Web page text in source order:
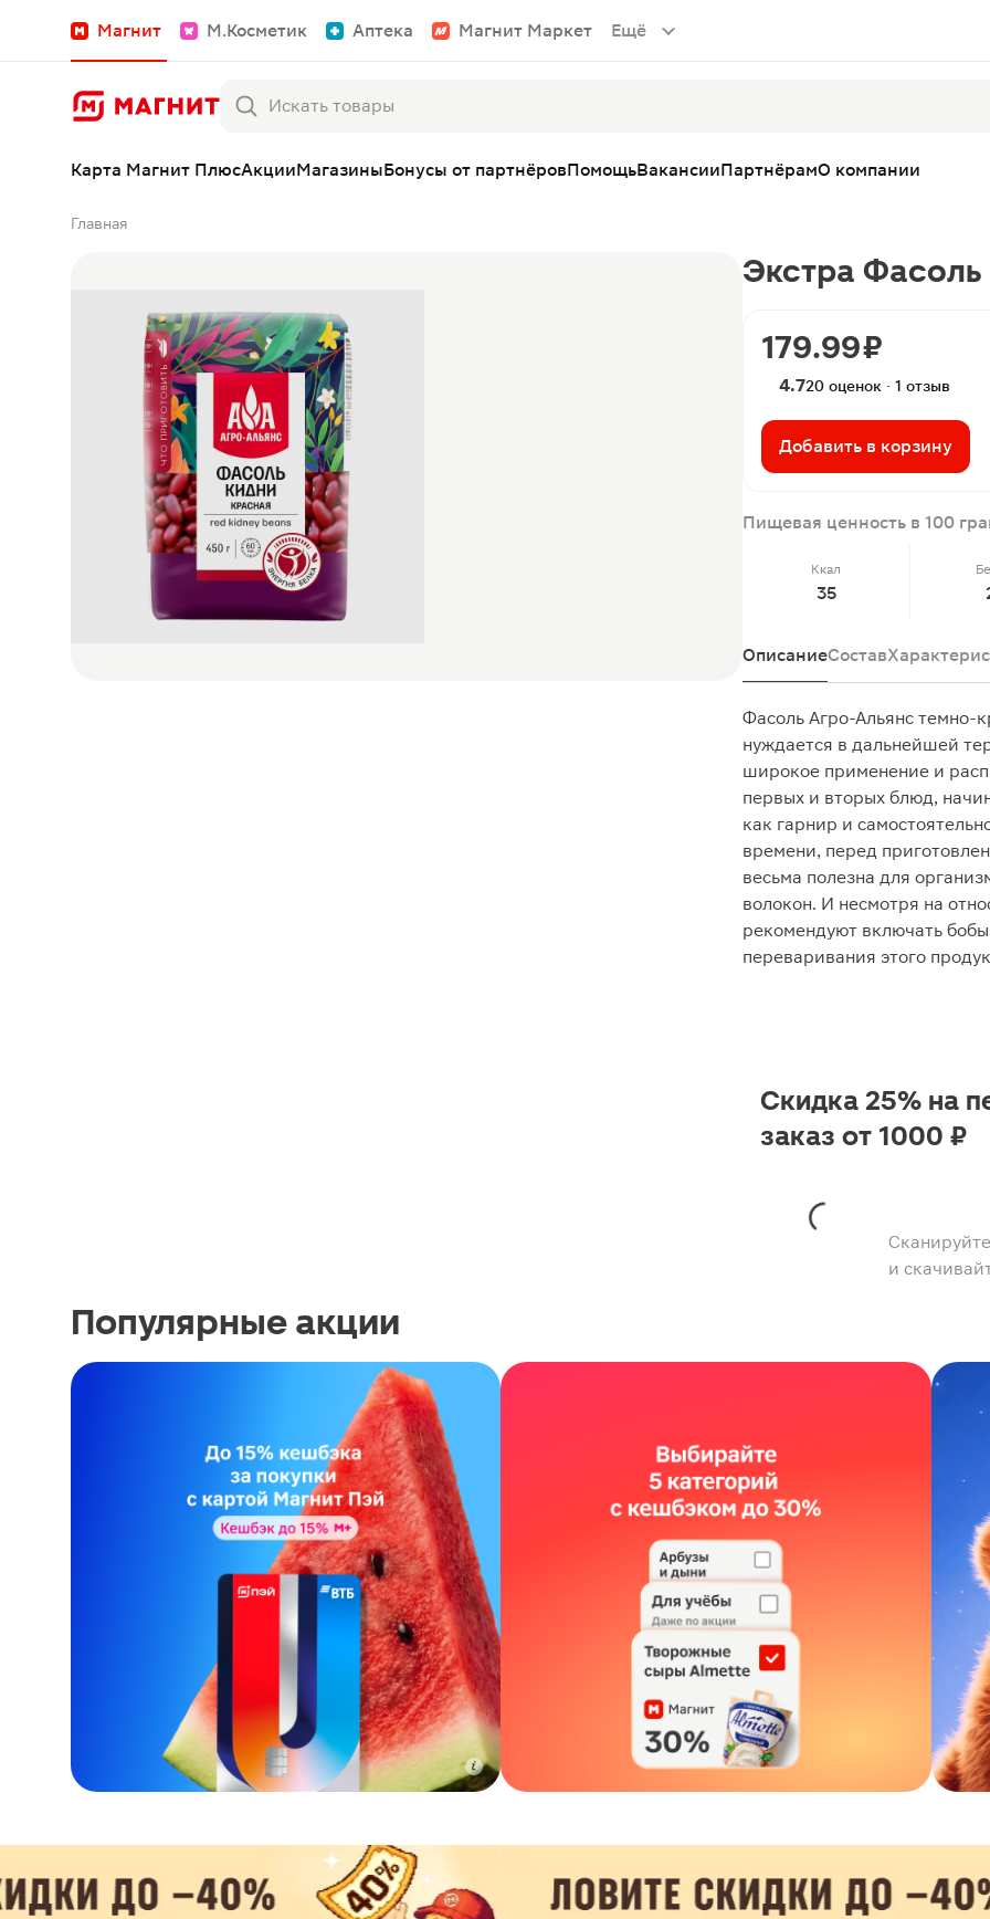
Магнит М.Косметик Аптека Магнит Маркет Ещё
Карта Магнит ПлюсАкцииМагазиныБонусы от партнёровПомощьВакансииПартнёрамО компании
Главная
Экстра
179.99 ₽
4.720 оценок · 1 отзыв
Добавить в корзину
Пищевая ценность в 100
Ккал
35
ОписаниеСостав
Фасоль Агро-Альянс темно-
нуждается в дальнейшей
широкое применение и
первых и вторых блюд,
как гарнир и
времени, перед
весьма полезна для
волокон. И несмотря на
рекомендуют включать
переваривания этого
и
Скидка 25% на
заказ от 1000 ₽
Популярные акции